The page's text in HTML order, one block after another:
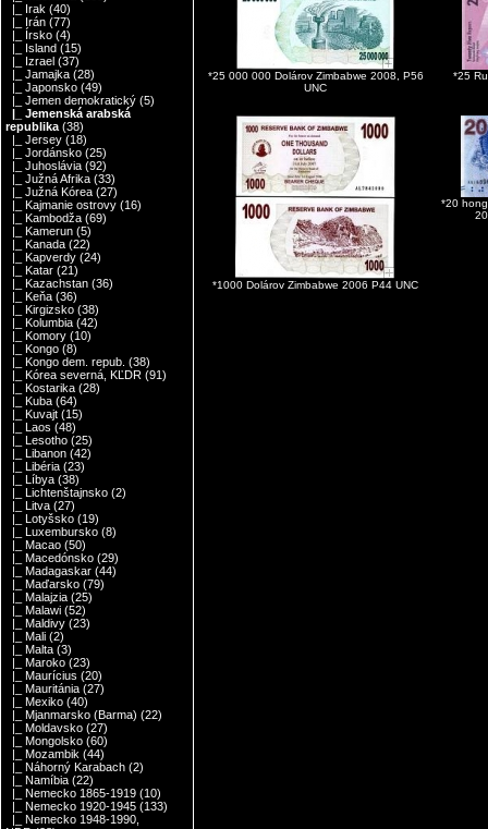
|_ Irak (40)
|_ Irán (77)
|_ Írsko (4)
|_ Island (15)
|_ Izrael (37)
|_ Jamajka (28)
|_ Japonsko (49)
|_ Jemen demokratický (5)
|_ Jemenská arabská
republika (38)
|_ Jersey (18)
|_ Jordánsko (25)
|_ Juhoslávia (92)
|_ Južná Afrika (33)
|_ Južná Kórea (27)
|_ Kajmanie ostrovy (16)
|_ Kambodža (69)
|_ Kamerun (5)
|_ Kanada (22)
|_ Kapverdy (24)
|_ Katar (21)
|_ Kazachstan (36)
|_ Keňa (36)
|_ Kirgizsko (38)
|_ Kolumbia (42)
|_ Komory (10)
|_ Kongo (8)
|_ Kongo dem. repub. (38)
|_ Kórea severná, KĽDR (91)
|_ Kostarika (28)
|_ Kuba (64)
|_ Kuvajt (15)
|_ Laos (48)
|_ Lesotho (25)
|_ Libanon (42)
|_ Libéria (23)
|_ Líbya (38)
|_ Lichtenštajnsko (2)
|_ Litva (27)
|_ Lotyšsko (19)
|_ Luxembursko (8)
|_ Macao (50)
|_ Macedónsko (29)
|_ Madagaskar (44)
|_ Maďarsko (79)
|_ Malajzia (25)
|_ Malawi (52)
|_ Maldivy (23)
|_ Mali (2)
|_ Malta (3)
|_ Maroko (23)
|_ Maurícius (20)
|_ Mauritánia (27)
|_ Mexiko (40)
|_ Mjanmarsko (Barma) (22)
|_ Moldavsko (27)
|_ Mongolsko (60)
|_ Mozambik (44)
|_ Náhorný Karabach (2)
|_ Namíbia (22)
|_ Nemecko 1865-1919 (10)
|_ Nemecko 1920-1945 (133)
|_ Nemecko 1948-1990,
*25 000 000 Dolárov Zimbabwe 2008, P56
UNC
*25
*1000 Dolárov Zimbabwe 2006 P44 UNC
*20